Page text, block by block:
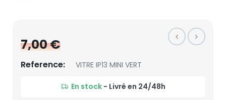
7,00 €
Reference: VITRE IP13 MINI VERT
En stock - Livré en 24/48h